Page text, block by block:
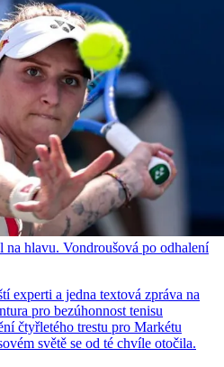
na hlavu. Vondroušová po odhalení
experti a jedna textová zpráva na
pro bezúhonnost tenisu
čtyřletého trestu pro Markétu
světě se od té chvíle otočila.